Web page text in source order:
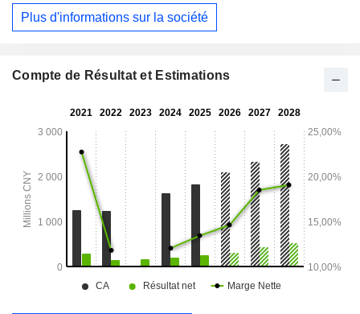
principalement ses activités sur le marché intérieur.
Plus d'informations sur la société
Compte de Résultat et Estimations